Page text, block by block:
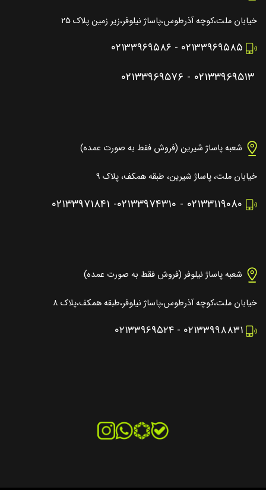
خیابان ملت،کوچه آذرطوس،پاساژ نیلوفر،زیر زمین پلاک ۲۵
۰۲۱۳۳۹۶۹۵۸۵ - ۰۲۱۳۳۹۶۹۵۸۶
۰۲۱۳۳۹۶۹۵۱۳ - ۰۲۱۳۳۹۶۹۵۷۶
شعبه پاساژ شیرین (فروش فقط به صورت عمده)
خیابان ملت، پاساژ شیرین، طبقه همکف، پلاک ۹
۰۲۱۳۳۱۱۹۰۸۰ - ۰۲۱۳۳۹۷۴۳۱۰- ۰۲۱۳۳۹۷۱۸۴۱
شعبه پاساژ نیلوفر (فروش فقط به صورت عمده)
خیابان ملت،کوچه آذرطوس،پاساژ نیلوفر،طبقه همکف،پلاک ۸
۰۲۱۳۳۹۹۸۸۳۱ - ۰۲۱۳۳۹۶۹۵۲۴